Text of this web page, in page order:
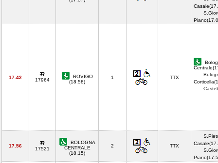
17.42 17964
ROVIGO
(18.58)
1 TTX
17.56
17521
BOLOGNA
CENTRALE
(18.15)
2 TTX